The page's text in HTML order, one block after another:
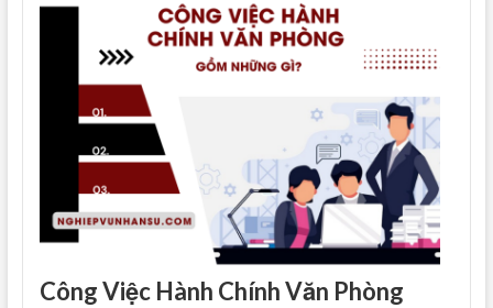
Công Việc Hành Chính Văn Phòng